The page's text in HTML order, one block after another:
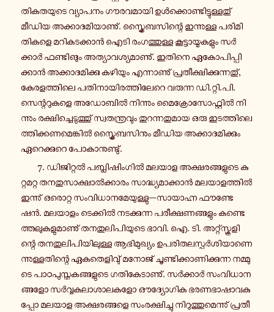
തി­ക­ത­യു­ടെ വ്യാ­പ­നം ഗൗ­ര­വ­മാ­യി ഉൾ­ക്കൊ­ണ്ടി­ട്ടു­ള്ള­തു്
മീഡിയ അ­ക്കാ­ദ­മി­യാ­ണു്. സ്ക്രൈ­ബ­സി­ന്റെ ഇ­ന്നു­ള്ള പ­രി­മി­
തി­ക­ളെ മ­റി­ക­ട­ക്കാൻ ഐടി രം­ഗ­ത്തു­ള്ള കൂ­ട്ടാ­യ്മ­ക­ളും സർ­
ക്കാർ ഫ­ണ്ടി­ങും അ­ത്യാ­വ­ശ്യ­മാ­ണു്. ഇതിനെ ഏ­കോ­പി­പ്പി­
ക്കാൻ അ­ക്കാ­ദ­മി­ക്കു ക­ഴി­യും എ­ന്നാ­ണു് പ്ര­തീ­ക്ഷി­ക്കു­ന്ന­തു്,
കേ­ര­ള­ത്തി­ലെ പ­തി­നാ­യി­ര­ത്തി­ലേ­റെ വ­രു­ന്ന ഡി.റ്റി.പി.
സെ­ന്റ­റു­ക­ളെ അ­ഡോ­ബിൽ നി­ന്നും മൈ­ക്രോ­സോ­ഫ്റ്റിൽ നി­
ന്നും ര­ക്ഷി­ച്ചെ­ടു­ത്തു് സ്വ­ത­ന്ത്ര­വും തു­റ­ന്ന­തു­മാ­യ ഒരു ഇ­ട­ത്തി­ലെ­
ത്തി­ക്ക­ണ­മെ­ങ്കിൽ സ്ക്രൈ­ബ­സി­നും മീഡിയ അ­ക്കാ­ദ­മി­ക്കും
ഏ­റെ­ക്കു­റെ പോ­കാ­നു­ണ്ടു്.
7. ഡി­ജി­റ്റൽ പ­ബ്ലി­ഷിം­ഗിൽ മലയാള അ­ക്ഷ­ര­ങ്ങ­ളു­ടെ കു­
റ്റ­മ­റ്റ ത­ന­തു­സാ­ക്ഷാൽ­ക്കാ­രം സാ­ദ്ധ്യ­മാ­ക്കാൻ മ­ല­യാ­ള­ത്തിൽ
ഇ­ന്നു് ഒ­രൊ­റ്റ സം­വി­ധാ­ന­മേ­യു­ള്ളു—സാ­യാ­ഹ്ന ഫൗ­ണ്ടേ­
ഷൻ. മ­ല­യാ­ളം ടെ­ക്കിൽ ന­ട­ക്കു­ന്ന പ­രീ­ക്ഷ­ണ­ങ്ങ­ളും ക­ണ്ടെ­
ത്ത­ലു­ക­ളു­മാ­ണു് ത­ന­തു­ലി­പി­യു­ടെ ഭാവി. ഐ. ടി. അ­റ്റ്സ്കൂ­ളി­
ന്റെ ത­ന­തു­ലി­പി­യി­ലു­ള്ള ആ­ഭി­മു­ഖ്യം ഉ­പ­രി­ത­ല­സ്പർ­ശി­യാ­ണെ­
ന്നു­ള്ള­തി­ന്റെ ഏ­ക­തെ­ളി­വു് മനോജ് ചൂ­ണ്ടി­ക്കാ­ണി­ക്കു­ന്ന ന­മ്മു­
ടെ പാ­ഠ­പു­സ്ത­ക­ങ്ങ­ളു­ടെ ഗ­തി­കേ­ടാ­ണു്. സർ­ക്കാർ സം­വി­ധാ­ന­
ങ്ങ­ളോ സർ­വ്വ­ക­ലാ­ശാ­ല­ക­ളോ ഔ­ദ്യോ­ഗി­ക ഭ­ര­ണ­ഭാ­ഷാ­വ­കു­
പ്പോ മലയാള അ­ക്ഷ­ര­ങ്ങ­ളെ സം­ര­ക്ഷി­ച്ചു നി­റു­ത്തു­മെ­ന്നു് പ്ര­തീ­